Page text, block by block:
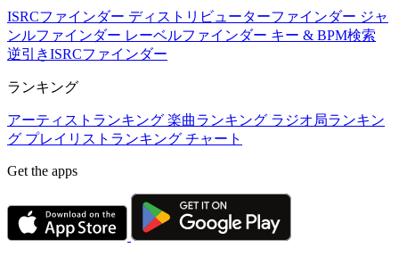
ISRCファインダー ディストリビューターファインダー ジャ
ンルファインダー レーベルファインダー キー & BPM検索
逆引きISRCファインダー
ランキング
アーティストランキング 楽曲ランキング ラジオ局ランキン
グ プレイリストランキング チャート
Get the apps